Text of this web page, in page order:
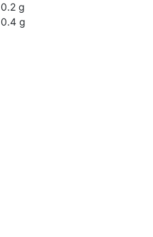
0.2 g
0.4 g